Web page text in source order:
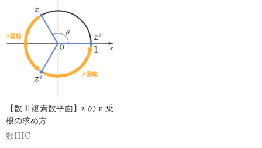
【数Ⅲ複素数平面】z の n 乗
根の求め方
数IIIC